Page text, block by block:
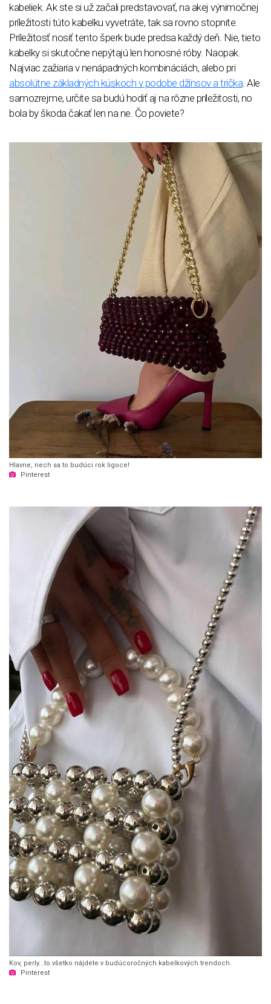
kabeliek. Ak ste si už začali predstavovať, na akej výnimočnej
príležitosti túto kabelku vyvetráte, tak sa rovno stopnite.
Príležitosť nosiť tento šperk bude predsa každý deň. Nie, tieto
kabelky si skutočne nepýtajú len honosné róby. Naopak.
Najviac zažiaria v nenápadných kombináciách, alebo pri
absolútne základných kúskoch v podobe džínsov a trička . Ale
samozrejme, určite sa budú hodiť aj na rôzne príležitosti, no
bola by škoda čakať len na ne. Čo poviete?
Hlavne, nech sa to budúci rok ligoce!
Pinterest
Kov, perly...to všetko nájdete v budúcoročných kabelkových trendoch.
Pinterest